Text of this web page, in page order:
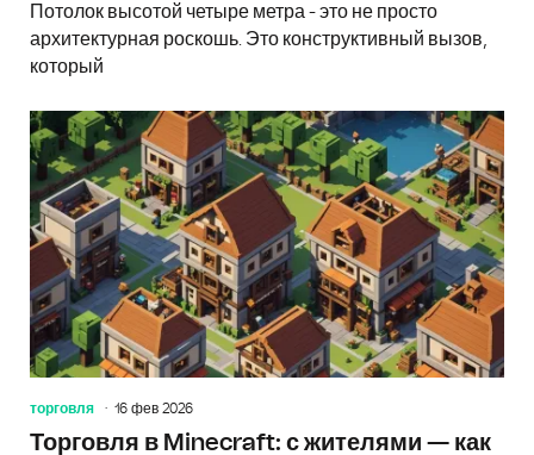
Потолок высотой четыре метра - это не просто
архитектурная роскошь. Это конструктивный вызов,
который
торговля 16 фев 2026
Торговля в Minecraft: с жителями — как